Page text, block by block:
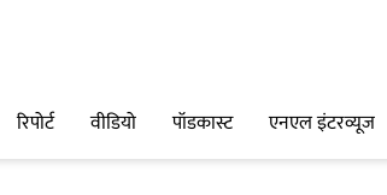
रिपोर्ट वीडियो पॉडकास्ट एनएल इंटरव्यूज